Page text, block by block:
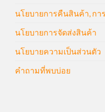
นโยบายการคืนสินค้า, กา
นโยบายการจัดส่งสินค้า
นโยบายความเป็นส่วนตัว
คำถามที่พบบ่อย